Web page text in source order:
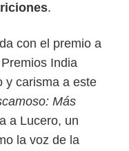
.
con el premio a
India
y carisma a este
Más
a Lucero, un
la voz de la